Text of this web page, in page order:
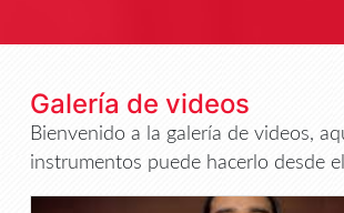
Galería de videos
Bienvenido a la galería de videos,
instrumentos puede hacerlo desde